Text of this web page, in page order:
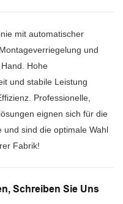
mit automatischer
und
Hohe
und stabile Leistung
Professionelle,
eignen sich für die
sind die optimale Wahl
Fabrik!
Schreiben Sie Uns